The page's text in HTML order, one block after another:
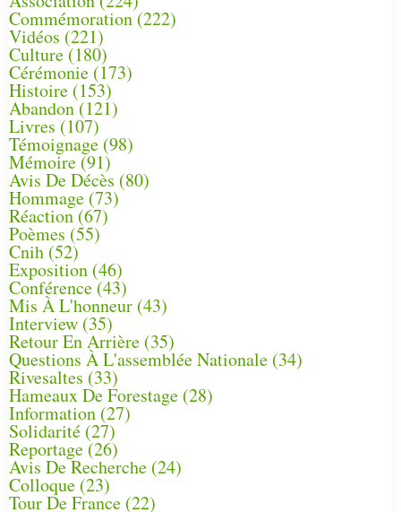
Commémoration(222)
Vidéos (221)
Culture(180)
Cérémonie (173)
Histoire (153)
Abandon(121)
Livres (107)
Témoignage (98)
Mémoire (91)
Avis De Décès (80)
Hommage (73)
Réaction(67)
Poèmes (55)
Cnih (52)
Exposition (46)
Conférence(43)
Mis À L'honneur (43)
Interview (35)
Retour En Arrière (35)
Questions À L'assemblée Nationale (34)
Rivesaltes (33)
Hameaux De Forestage (28)
Information (27)
Solidarité (27)
Reportage(26)
Avis De Recherche (24)
Colloque (23)
Tour De France (22)